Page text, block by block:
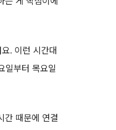
. 이런 시간대
일부터 목요일
간 때문에 연결